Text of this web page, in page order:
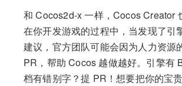
和 Cocos2d-x 一样，Cocos Creator
在你开发游戏的过程中，当发现了
建议，官方团队可能会因为人力资
PR，帮助 Cocos 越做越好。引擎有
档有错别字？提 PR！想要把你的宝